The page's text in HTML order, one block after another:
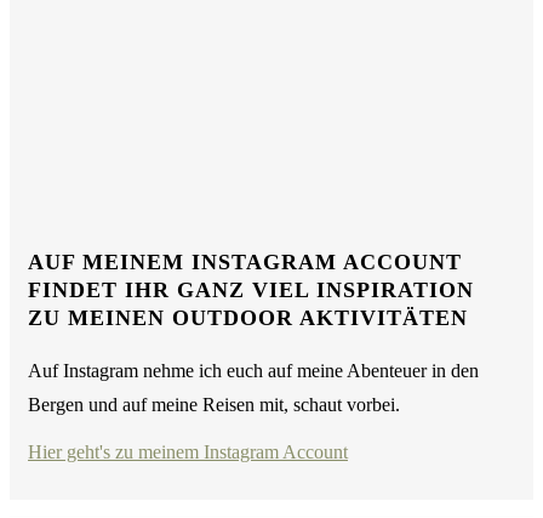
AUF MEINEM INSTAGRAM ACCOUNT
FINDET IHR GANZ VIEL INSPIRATION
ZU MEINEN OUTDOOR AKTIVITÄTEN
Auf Instagram nehme ich euch auf meine Abenteuer in den
Bergen und auf meine Reisen mit, schaut vorbei.
Hier geht's zu meinem Instagram Account